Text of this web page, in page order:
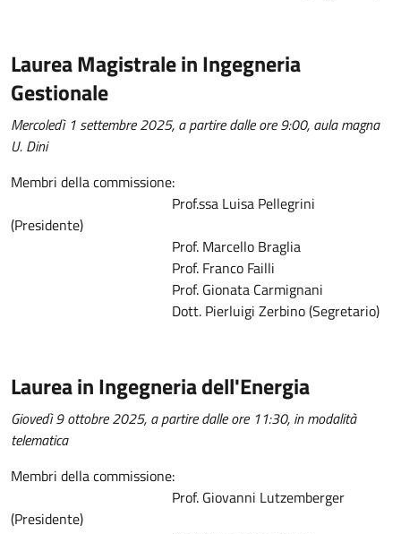
Laurea Magistrale in Ingegneria
Gestionale
Mercoledì 1 settembre 2025, a partire dalle ore 9:00, aula magna
U. Dini
Membri della commissione:
Prof.ssa Luisa Pellegrini
(Presidente)
Prof. Marcello Braglia
Prof. Franco Failli
Prof. Gionata Carmignani
Dott. Pierluigi Zerbino (Segretario)
Laurea in Ingegneria dell'Energia
Giovedì 9 ottobre 2025, a partire dalle ore 11:30, in modalità
telematica
Membri della commissione:
Prof. Giovanni Lutzemberger
(Presidente)